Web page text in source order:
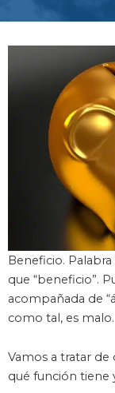
Beneficio.
que “beneficio”.
acompañada de
como tal, es malo.
Vamos a tratar de
qué función tiene